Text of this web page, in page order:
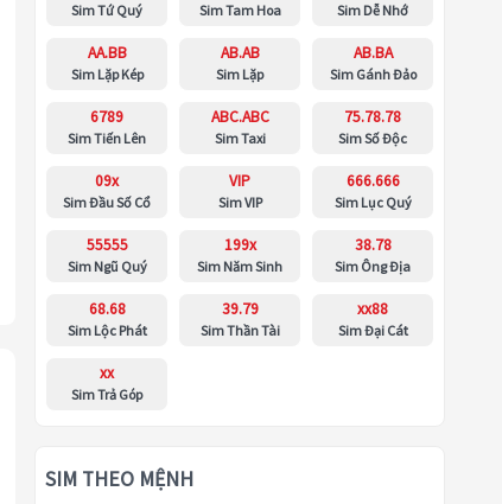
Sim Tứ Quý Sim Tam Hoa Sim Dễ Nhớ
AA.BB
Sim Lặp Kép
AB.AB
Sim Lặp
AB.BA
Sim Gánh Đảo
6789
Sim Tiến Lên
ABC.ABC
Sim Taxi
75.78.78
Sim Số Độc
09x
Sim Đầu Số Cổ
VIP
Sim VIP
666.666
Sim Lục Quý
55555
Sim Ngũ Quý
199x
Sim Năm Sinh
38.78
Sim Ông Địa
68.68
Sim Lộc Phát
39.79
Sim Thần Tài
xx88
Sim Đại Cát
xx
Sim Trả Góp
SIM THEO MỆNH